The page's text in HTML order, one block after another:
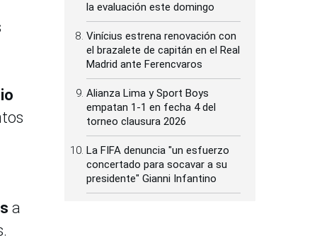
a
la evaluación este domingo
Vinícius estrena renovación con
el brazalete de capitán en el Real
Madrid ante Ferencvaros
Alianza Lima y Sport Boys
empatan 1-1 en fecha 4 del
torneo clausura 2026
La FIFA denuncia "un esfuerzo
concertado para socavar a su
presidente" Gianni Infantino